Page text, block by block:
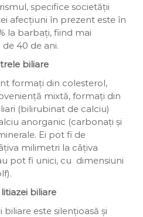
specifice societății
afecțiuni în prezent este în
la barbați, fiind mai
40 de ani.
biliare
formați din colesterol,
mixtă, formați din
(bilirubinat de calciu)
anorganic (carbonați și
Ei pot fi de
milimetri la câțiva
pot fi unici, cu dimensiuni
biliare
este silențioasă și